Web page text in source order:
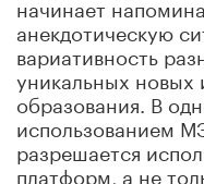
начинает
анекдотическую
вариативность
уникальных новых
образования. В
использованием
разрешается
платформ, а не